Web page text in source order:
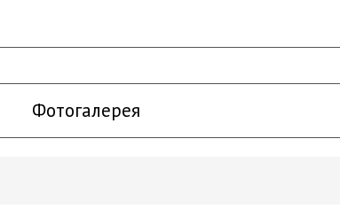
Фотогалерея